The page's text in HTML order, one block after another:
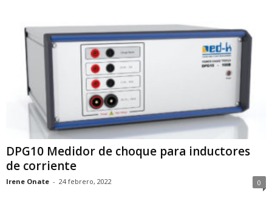
DPG10 Medidor de choque para inductores
de corriente
Irene Onate - 24 febrero, 2022 0